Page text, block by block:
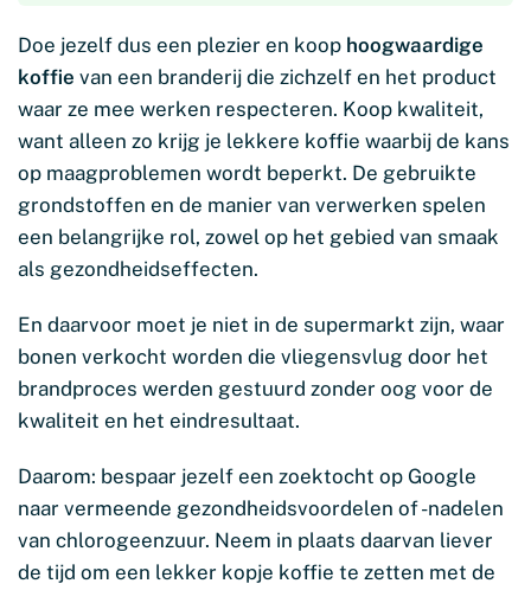
Doe jezelf dus een plezier en koop hoogwaardige
koffie van een branderij die zichzelf en het product
waar ze mee werken respecteren. Koop kwaliteit,
want alleen zo krijg je lekkere koffie waarbij de kans
op maagproblemen wordt beperkt. De gebruikte
grondstoffen en de manier van verwerken spelen
een belangrijke rol, zowel op het gebied van smaak
als gezondheidseffecten.
En daarvoor moet je niet in de supermarkt zijn, waar
bonen verkocht worden die vliegensvlug door het
brandproces werden gestuurd zonder oog voor de
kwaliteit en het eindresultaat.
Daarom: bespaar jezelf een zoektocht op Google
naar vermeende gezondheidsvoordelen of -nadelen
van chlorogeenzuur. Neem in plaats daarvan liever
de tijd om een lekker kopje koffie te zetten met de